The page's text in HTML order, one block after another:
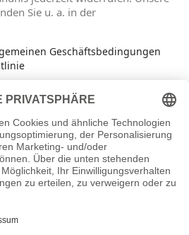
Sie u. a. in der
Geschäftsbedingungen
Facebook
